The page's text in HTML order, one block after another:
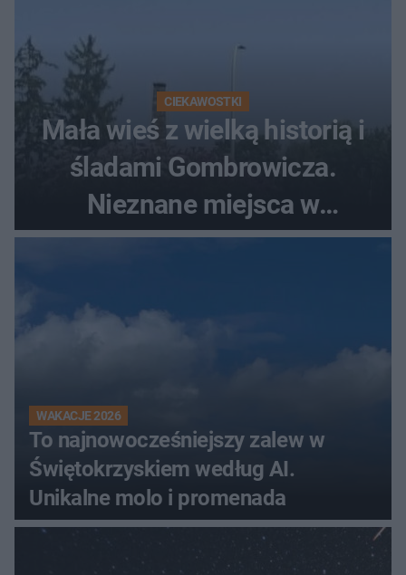
CIEKAWOSTKI
Mała wieś z wielką historią i
śladami Gombrowicza.
Nieznane miejsca w
Świętokrzyskiem
WAKACJE 2026
To najnowocześniejszy zalew w
Świętokrzyskiem według AI.
Unikalne molo i promenada